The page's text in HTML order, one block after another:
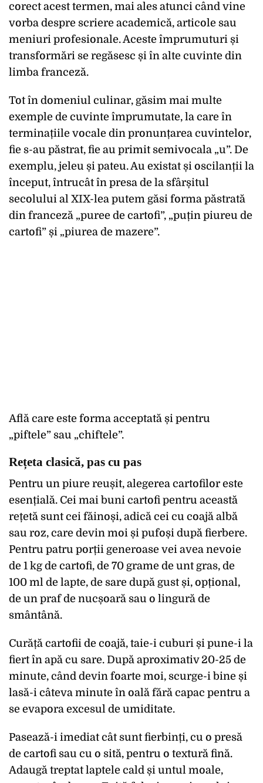
corect acest termen, mai ales atunci când vine
vorba despre scriere academică, articole sau
meniuri profesionale. Aceste împrumuturi și
transformări se regăsesc și în alte cuvinte din
limba franceză.
Tot în domeniul culinar, găsim mai multe
exemple de cuvinte împrumutate, la care în
terminațiile vocale din pronunțarea cuvintelor,
fie s-au păstrat, fie au primit semivocala „u”. De
exemplu, jeleu și pateu. Au existat și oscilanții la
început, întrucât în presa de la sfârșitul
secolului al XIX-lea putem găsi forma păstrată
din franceză „puree de cartofi”, „puțin piureu de
cartofi” și „piurea de mazere”.
Află care este forma acceptată și pentru
„piftele” sau „chiftele”.
Rețeta clasică, pas cu pas
Pentru un piure reușit, alegerea cartofilor este
esențială. Cei mai buni cartofi pentru această
rețetă sunt cei făinoși, adică cei cu coajă albă
sau roz, care devin moi și pufoși după fierbere.
Pentru patru porții generoase vei avea nevoie
de 1 kg de cartofi, de 70 grame de unt gras, de
100 ml de lapte, de sare după gust și, opțional,
de un praf de nucșoară sau o lingură de
smântână.
Curăță cartofii de coajă, taie-i cuburi și pune-i la
fiert în apă cu sare. După aproximativ 20-25 de
minute, când devin foarte moi, scurge-i bine și
lasă-i câteva minute în oală fără capac pentru a
se evapora excesul de umiditate.
Pasează-i imediat cât sunt fierbinți, cu o presă
de cartofi sau cu o sită, pentru o textură fină.
Adaugă treptat laptele cald și untul moale,